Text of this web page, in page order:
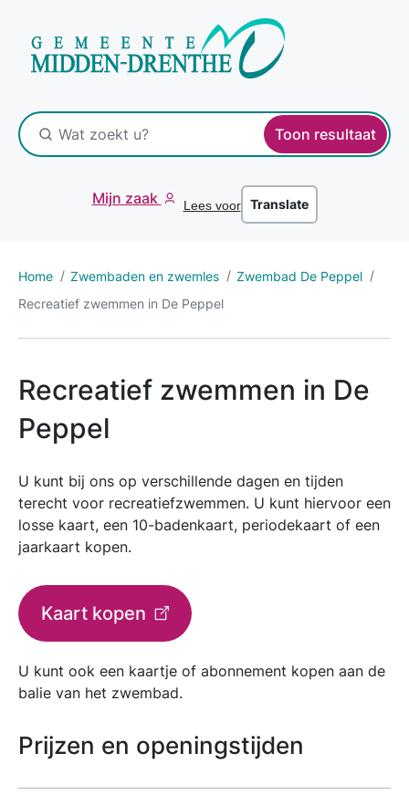
Toon resultaat
Mijn zaak Lees voor Translate
Home Zwembaden en zwemles
Zwembad De Peppel
Recreatief zwemmen in De Peppel
Recreatief zwemmen in De
Peppel
U kunt bij ons op verschillende dagen en tijden
terecht voor recreatiefzwemmen. U kunt hiervoor een
losse kaart, een 10-badenkaart, periodekaart of een
jaarkaart kopen.
Kaart kopen
U kunt ook een kaartje of abonnement kopen aan de
balie van het zwembad.
Prijzen en openingstijden